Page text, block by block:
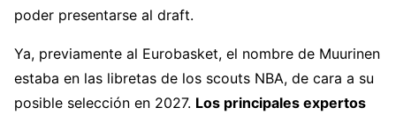
poder presentarse al draft.
Ya, previamente al Eurobasket, el nombre de Muurinen
estaba en las libretas de los scouts NBA, de cara a su
posible selección en 2027. Los principales expertos